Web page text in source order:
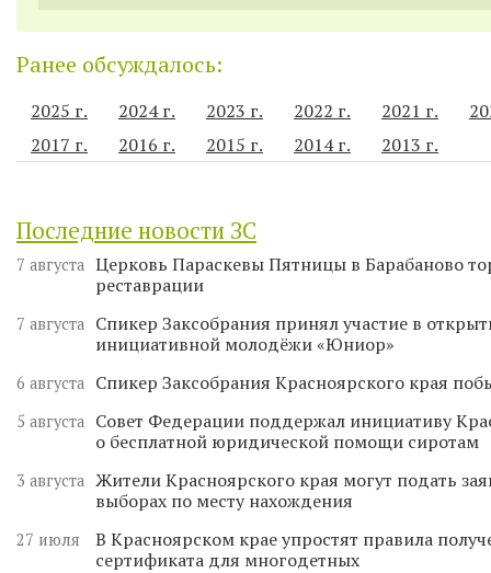
Ранее обсуждалось:
2025 г. 2024 г. 2023 г. 2022 г. 2021 г.
2017 г.
2016 г. 2015 г. 2014 г. 2013 г.
Последние новости ЗС
7 августа Церковь Параскевы Пятницы в Барабаново
реставрации
7 августа
Спикер Заксобрания принял участие в
инициативной молодёжи «Юниор»
6 августа Спикер Заксобрания Красноярского края
5 августа
Совет Федерации поддержал инициативу
о бесплатной юридической помощи сиротам
3 августа Жители Красноярского края могут подать
выборах по месту нахождения
27 июля
В Красноярском крае упростят правила
сертификата для многодетных